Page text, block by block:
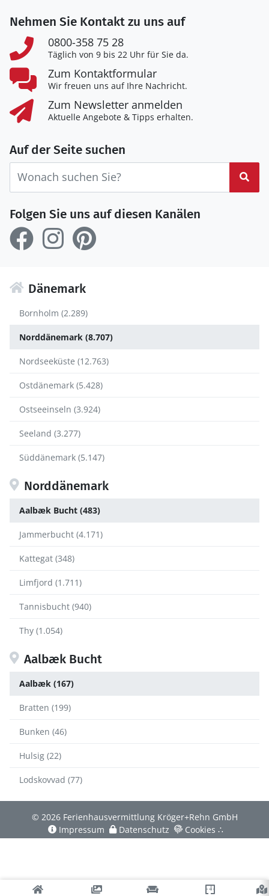
Nehmen Sie Kontakt zu uns auf
0800-358 75 28
Täglich von 9 bis 22 Uhr für Sie da.
Zum Kontaktformular
Wir freuen uns auf Ihre Nachricht.
Zum Newsletter anmelden
Aktuelle Angebote & Tipps erhalten.
Auf der Seite suchen
Folgen Sie uns auf diesen Kanälen
Dänemark
Bornholm (2.289)
Norddänemark (8.707)
Nordseeküste (12.763)
Ostdänemark (5.428)
Ostseeinseln (3.924)
Seeland (3.277)
Süddänemark (5.147)
Norddänemark
Aalbæk Bucht (483)
Jammerbucht (4.171)
Kattegat (348)
Limfjord (1.711)
Tannisbucht (940)
Thy (1.054)
Aalbæk Bucht
Aalbæk (167)
Bratten (199)
Bunken (46)
Hulsig (22)
Lodskovvad (77)
© 2026 Ferienhausvermittlung Kröger+Rehn GmbH
Impressum
Datenschutz Cookies ∴